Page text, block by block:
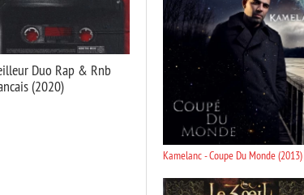
Duo Rap & Rnb
(2020)
Kamelanc - Coupe Du Monde (2013)